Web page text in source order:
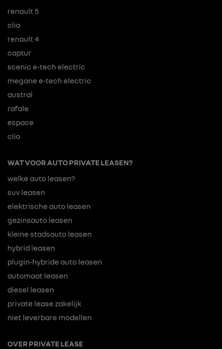
renault 5
clio
renault 4
captur
scenic e-tech electric
megane e-tech electric
austral
rafale
espace
clio
WAT VOOR AUTO PRIVATE LEASEN?
welke auto leasen?
suv leasen
elektrische auto leasen
gezinsauto leasen
kleine stadsauto leasen
hybrid leasen
plugin-hybride auto leasen
automaat leasen
diesel leasen
private lease zakelijk
niet leverbare modellen
OVER PRIVATE LEASE